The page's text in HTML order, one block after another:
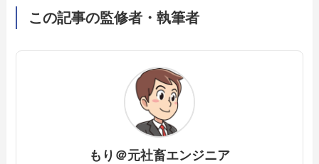
この記事の監修者・執筆者
もり＠元社畜エンジニア